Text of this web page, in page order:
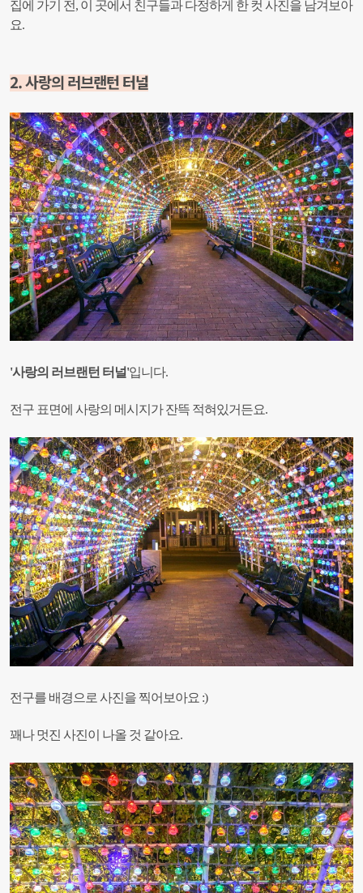
집에 가기 전, 이 곳에서 친구들과 다정하게 한 컷 사진을 남겨보아
요.
2. 사랑의 러브랜턴 터널
'사랑의 러브랜턴 터널'입니다.
전구 표면에 사랑의 메시지가 잔뜩 적혀있거든요.
전구를 배경으로 사진을 찍어보아요 :)
꽤나 멋진 사진이 나올 것 같아요.